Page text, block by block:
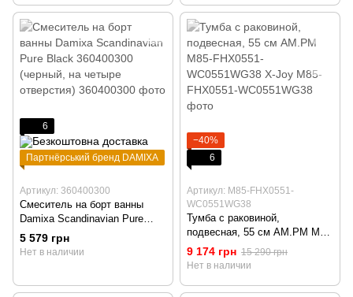
6
Партнёрський бренд DAMIXA
Артикул: 360400300
Смеситель на борт ванны
Damixa Scandinavian Pure
Black 360400300 (черный, на
четыре отверстия)
5 579 грн
Нет в наличии
−40%
6
Артикул: M85-FHX0551-
WC0551WG38
Тумба с раковиной,
подвесная, 55 см AM.PM M85-
FHX0551-WC0551WG38 X-Joy
9 174 грн 15 290 грн
Нет в наличии